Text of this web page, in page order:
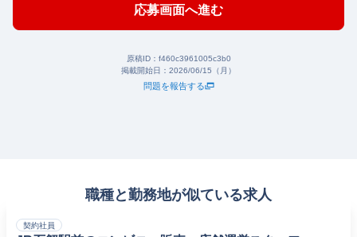
応募画面へ進む
原稿ID： f460c3961005c3b0
掲載開始日： 2026/06/15（月）
問題を報告する
職種と勤務地が似ている求人
契約社員